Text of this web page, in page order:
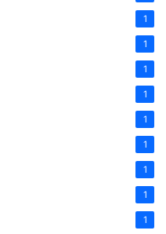
1
1
1
1
1
1
1
1
1